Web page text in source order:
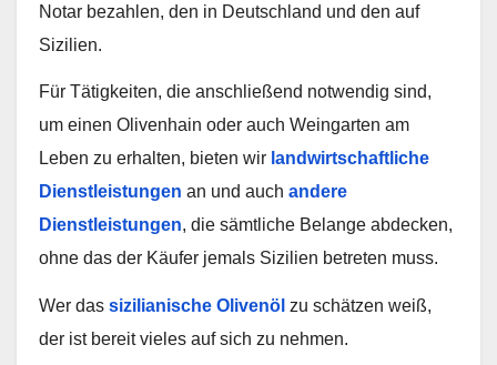
Notar bezahlen, den in Deutschland und den auf
Sizilien.
Für Tätigkeiten, die anschließend notwendig sind,
um einen Olivenhain oder auch Weingarten am
Leben zu erhalten, bieten wir landwirtschaftliche
Dienstleistungen an und auch andere
Dienstleistungen, die sämtliche Belange abdecken,
ohne das der Käufer jemals Sizilien betreten muss.
Wer das sizilianische Olivenöl zu schätzen weiß,
der ist bereit vieles auf sich zu nehmen.